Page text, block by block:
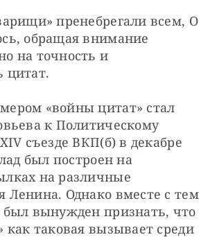
пренебрегали всем, О
обращая внимание
на точность и
цитат.
«войны цитат» стал
к Политическому
съезде ВКП(б) в декабре
был построен на
на различные
Ленина. Однако вместе с тем
был вынужден признать, что
как таковая вызывает среди